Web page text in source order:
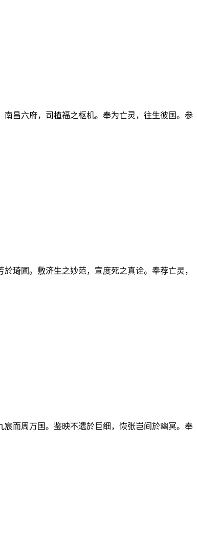
昌六府，司植福之枢机。奉为亡灵，往生彼国。参
琦圃。敷济生之妙范，宣度死之真诠。奉荐亡灵，
而周万国。鉴映不遗於巨细，恢张岂间於幽冥。奉